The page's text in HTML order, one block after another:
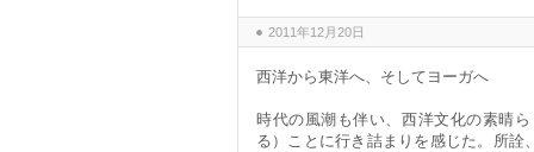
2011年12月20日
西洋から東洋へ、そしてヨーガへ
時代の風潮も伴い、西洋文化の素晴
る）ことに行き詰まりを感じた。所